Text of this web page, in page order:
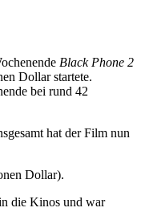
Black Phone 2
Dollar startete.
bei rund 42
hat der Film nun
Dollar).
die Kinos und war